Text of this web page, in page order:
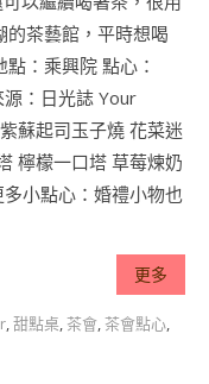
的茶藝館，平時想喝
：乘興院 點心：
：日光誌 Your
蘇起司玉子燒 花菜迷
檸檬一口塔 草莓煉奶
小點心：婚禮小物也
更多
,甜點桌,茶會,茶會點心,